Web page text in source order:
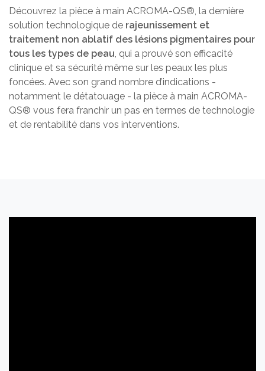
Découvrez la pièce à main ACROMA-QS®, la dernière
solution technologique de rajeunissement et
traitement non ablatif des lésions pigmentaires pour
tous les types de peau , qui a prouvé son efficacité
clinique et sa sécurité même sur les peaux les plus
foncées. Avec son grand nombre d’indications -
notamment le détatouage - la pièce à main ACROMA-
QS® vous fera franchir un pas en termes de technologie
et de rentabilité dans vos interventions.